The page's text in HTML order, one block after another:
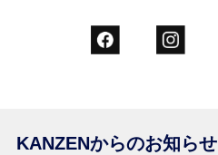
KANZENからのお知らせ